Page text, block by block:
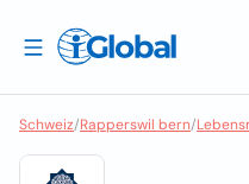
Schweiz/Rapperswil bern/